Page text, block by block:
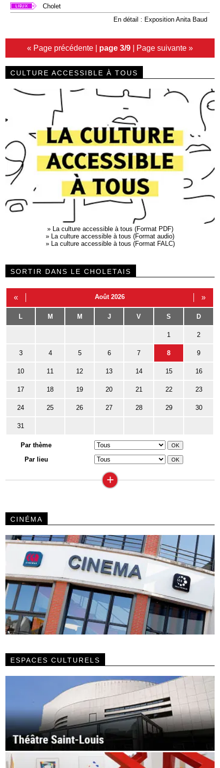
Cholet
En détail : Exposition Anita Baud
« Page précédente page 3/9 Page suivante »
CULTURE ACCESSIBLE À TOUS
» La culture accessible à tous (Format PDF)
» La culture accessible à tous (Format audio)
» La culture accessible à tous (Format FALC)
SORTIR DANS LE CHOLETAIS
« Août 2026 »
L M M J V S D
1 2
3 4 5 6 7 8 9
10 11 12 13 14 15 16
17 18 19 20 21 22 23
24 25 26 27 28 29 30
31
Par thème
Par lieu
+
CINÉMA
ESPACES CULTURELS